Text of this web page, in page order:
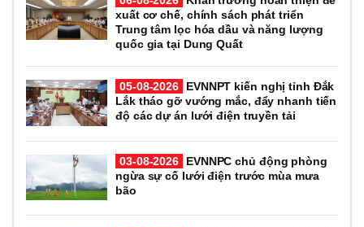
xuất cơ chế, chính sách phát triển
Trung tâm lọc hóa dầu và năng lượng
quốc gia tại Dung Quất
05-08-2026
EVNNPT kiến nghị tỉnh Đắk
Lắk tháo gỡ vướng mắc, đẩy nhanh tiến
độ các dự án lưới điện truyền tải
03-08-2026
EVNNPC chủ động phòng
ngừa sự cố lưới điện trước mùa mưa
bão